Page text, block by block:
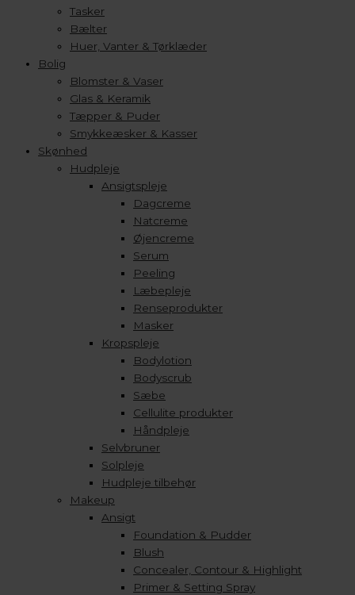
Tasker
Bælter
Huer, Vanter & Tørklæder
Bolig
Blomster & Vaser
Glas & Keramik
Tæpper & Puder
Smykkeæsker & Kasser
Skønhed
Hudpleje
Ansigtspleje
Dagcreme
Natcreme
Øjencreme
Serum
Peeling
Læbepleje
Renseprodukter
Masker
Kropspleje
Bodylotion
Bodyscrub
Sæbe
Cellulite produkter
Håndpleje
Selvbruner
Solpleje
Hudpleje tilbehør
Makeup
Ansigt
Foundation & Pudder
Blush
Concealer, Contour & Highlight
Primer & Setting Spray